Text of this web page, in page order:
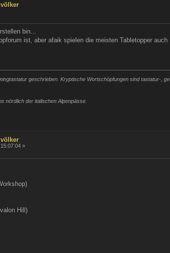
bin...
ist, aber afaik spielen die meisten Tabletopper
geschrieben. Kryptische Wortschöpfungen sind tastatur-,
nördlich der italischen Alpenpässe.
»
Hill)